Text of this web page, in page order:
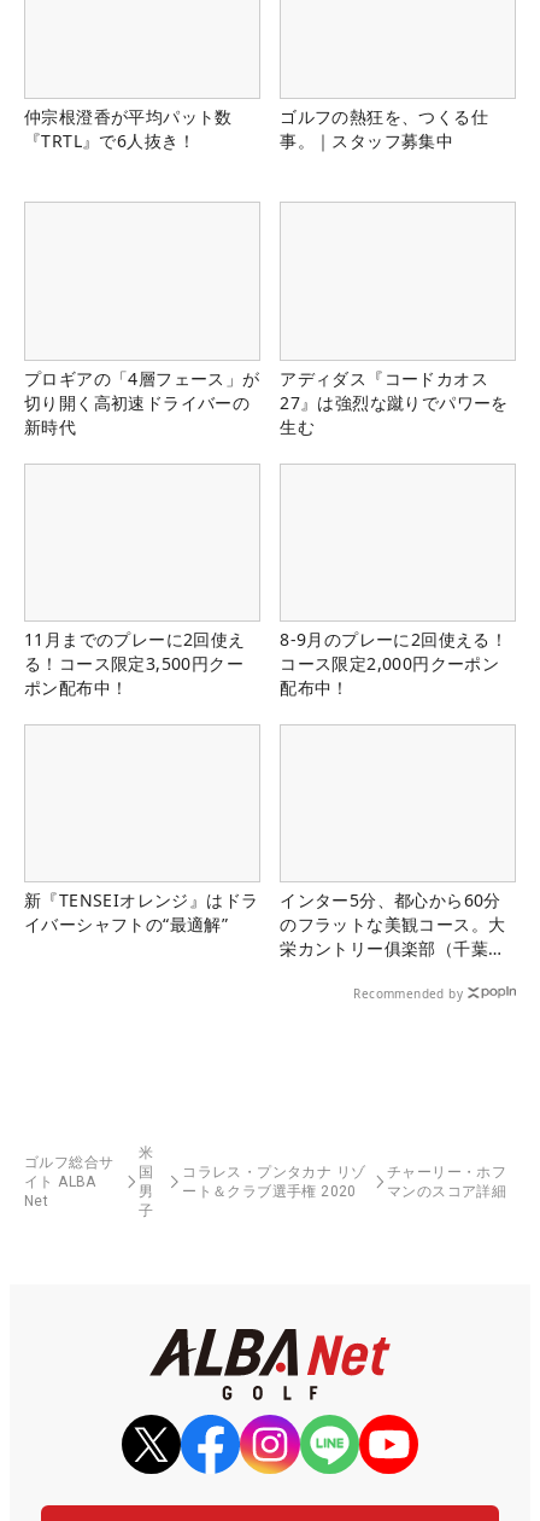
仲宗根澄香が平均パット数
『TRTL』で6人抜き！
ゴルフの熱狂を、つくる仕
事。｜スタッフ募集中
プロギアの「4層フェース」が
切り開く高初速ドライバーの
新時代
アディダス『コードカオス
27』は強烈な蹴りでパワーを
生む
11月までのプレーに2回使え
る！コース限定3,500円クー
ポン配布中！
8-9月のプレーに2回使える！
コース限定2,000円クーポン
配布中！
新『TENSEIオレンジ』はドラ
イバーシャフトの“最適解”
インター5分、都心から60分
のフラットな美観コース。大
栄カントリー俱楽部（千葉
Recommended by
ゴルフ総合サ
イト ALBA
Net
米
国
男
子
コラレス・プンタカナ リゾ
ート＆クラブ選手権 2020
チャーリー・ホフ
マンのスコア詳細